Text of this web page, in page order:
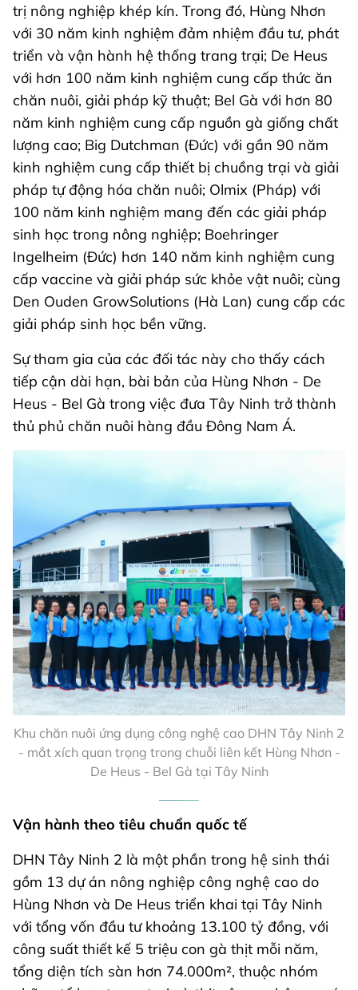
trị nông nghiệp khép kín. Trong đó, Hùng Nhơn
với 30 năm kinh nghiệm đảm nhiệm đầu tư, phát
triển và vận hành hệ thống trang trại; De Heus
với hơn 100 năm kinh nghiệm cung cấp thức ăn
chăn nuôi, giải pháp kỹ thuật; Bel Gà với hơn 80
năm kinh nghiệm cung cấp nguồn gà giống chất
lượng cao; Big Dutchman (Đức) với gần 90 năm
kinh nghiệm cung cấp thiết bị chuồng trại và giải
pháp tự động hóa chăn nuôi; Olmix (Pháp) với
100 năm kinh nghiệm mang đến các giải pháp
sinh học trong nông nghiệp; Boehringer
Ingelheim (Đức) hơn 140 năm kinh nghiệm cung
cấp vaccine và giải pháp sức khỏe vật nuôi; cùng
Den Ouden GrowSolutions (Hà Lan) cung cấp các
giải pháp sinh học bền vững.
Sự tham gia của các đối tác này cho thấy cách
tiếp cận dài hạn, bài bản của Hùng Nhơn - De
Heus - Bel Gà trong việc đưa Tây Ninh trở thành
thủ phủ chăn nuôi hàng đầu Đông Nam Á.
Khu chăn nuôi ứng dụng công nghệ cao DHN Tây Ninh 2
- mắt xích quan trọng trong chuỗi liên kết Hùng Nhơn -
De Heus - Bel Gà tại Tây Ninh
Vận hành theo tiêu chuẩn quốc tế
DHN Tây Ninh 2 là một phần trong hệ sinh thái
gồm 13 dự án nông nghiệp công nghệ cao do
Hùng Nhơn và De Heus triển khai tại Tây Ninh
với tổng vốn đầu tư khoảng 13.100 tỷ đồng, với
công suất thiết kế 5 triệu con gà thịt mỗi năm,
tổng diện tích sàn hơn 74.000m², thuộc nhóm